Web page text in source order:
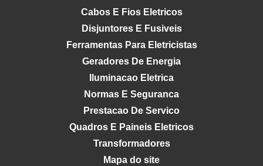
Cabos E Fios Eletricos
Disjuntores E Fusiveis
Ferramentas Para Eletricistas
Geradores De Energia
Iluminacao Eletrica
Normas E Seguranca
Prestacao De Servico
Quadros E Paineis Eletricos
Transformadores
Mapa do site